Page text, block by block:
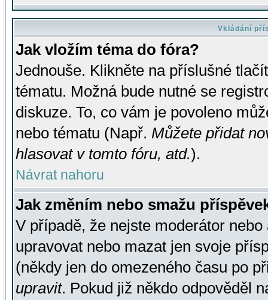
Vkládání
Jak vložím téma do fóra?
Jednouše. Klikněte na příslušné
tématu. Možná bude nutné se
diskuze. To, co vám je povoleno
nebo tématu (Např. Můžete přidat
hlasovat v tomto fóru, atd.).
Návrat nahoru
Jak změním nebo smažu
V případě, že nejste moderátor
upravovat nebo mazat jen svoje
(někdy jen do omezeného času po
upravit. Pokud již někdo odpověděl